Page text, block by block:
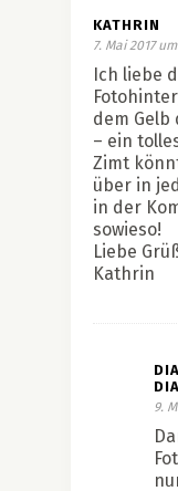
KATHRIN
7. Mai 2017 um
Ich liebe
dem Gelb
– ein
Zimt
über in
in der
sowieso!
Liebe
Kathrin
9.